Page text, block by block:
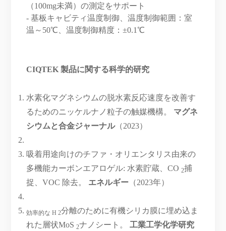
（100mg未満）の測定をサポート
- 基板キャビティ温度制御、温度制御範囲：室
温～50℃、温度制御精度：±0.1℃
CIQTEK 製品に関する科学的研究
水素化マグネシウムの脱水素反応速度を改善す
るためのニッケルナノ粒子の触媒機構。 マグネ
シウムと合金ジャーナル（2023）
吸着用途向けのチファ・オリエンタリス由来の
多機能カーボンエアロゲル: 水素貯蔵、CO2捕
捉、VOC 除去。 エネルギー （2023年）
効率的な H 2分離のために有機シリカ膜に埋め込ま
れた層状MoS2ナノシート。工業工学化学研究